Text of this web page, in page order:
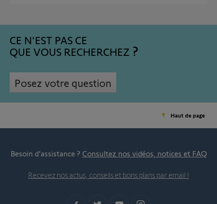
CE N'EST PAS CE
QUE VOUS RECHERCHEZ
Posez votre question
Haut de page
Besoin d’assistance ? Consultez nos vidéos, notices et FAQ
Recevez nos actus, conseils et bons plans par email !